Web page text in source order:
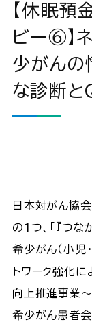
【休眠預
ビー⑥】
少がんの
な診断
日本対がん協
の1つ、「『つ
希少がん（小児
トワーク強化
向上推進事業
希少がん患者会